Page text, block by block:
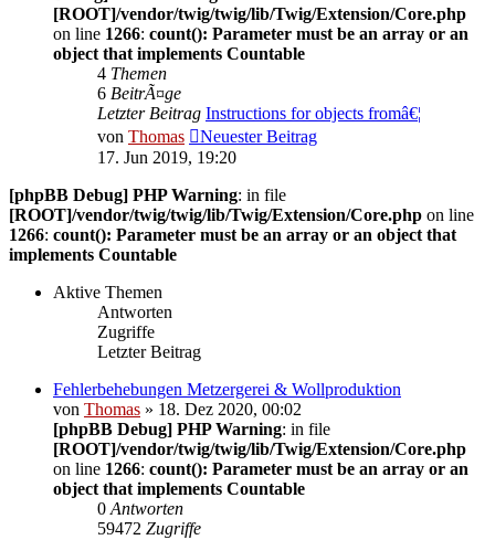
[ROOT]/vendor/twig/twig/lib/Twig/Extension/Core.php
on line 1266: count(): Parameter must be an array or an
object that implements Countable
4 Themen
6 BeitrÃ¤ge
Letzter Beitrag Instructions for objects fromâ€¦
von Thomas
Neuester Beitrag
17. Jun 2019, 19:20
[phpBB Debug] PHP Warning: in file
[ROOT]/vendor/twig/twig/lib/Twig/Extension/Core.php on line
1266: count(): Parameter must be an array or an object that
implements Countable
Aktive Themen
Antworten
Zugriffe
Letzter Beitrag
Fehlerbehebungen Metzergerei & Wollproduktion
von Thomas » 18. Dez 2020, 00:02
[phpBB Debug] PHP Warning: in file
[ROOT]/vendor/twig/twig/lib/Twig/Extension/Core.php
on line 1266: count(): Parameter must be an array or an
object that implements Countable
0 Antworten
59472 Zugriffe